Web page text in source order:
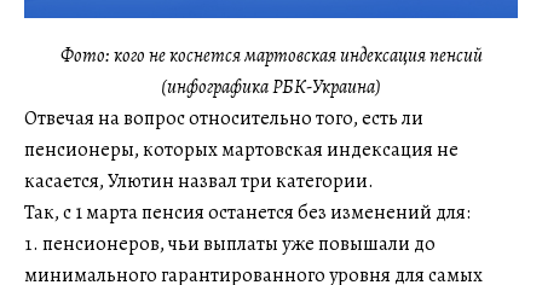
Фото: кого не коснется мартовская индексация пенсий
(инфографика РБК-Украина)
Отвечая на вопрос относительно того, есть ли
пенсионеры, которых мартовская индексация не
касается, Улютин назвал три категории.
Так, с 1 марта пенсия останется без изменений для:
пенсионеров, чьи выплаты уже повышали до
минимального гарантированного уровня для самых